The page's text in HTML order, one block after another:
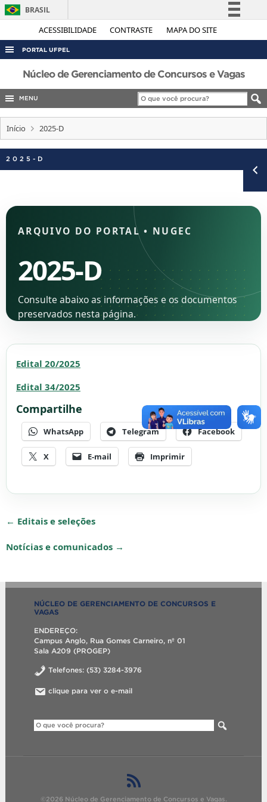
ACESSIBILIDADE CONTRASTE MAPA DO SITE
BRASIL
Simplifique!
Legislação
Canais
PORTAL UFPEL
Núcleo de Gerenciamento de Concursos e Vagas
MENU
Início 2025-D
2025-D
ARQUIVO DO PORTAL• NUGEC
2025-D
Consulte abaixo as informações e os documentos
preservados nesta página.
Edital 20/2025
Edital 34/2025
Compartilhe
WhatsApp Telegram Facebook
X E-mail Imprimir
← Editais e seleções
Notícias e comunicados →
NÚCLEO DE GERENCIAMENTO DE CONCURSOS E
VAGAS
ENDEREÇO:
Campus Anglo, Rua Gomes Carneiro, nº 01
Sala A209 (PROGEP)
Telefones: (53) 3284-3976
clique para ver o e-mail
©2026 Núcleo de Gerenciamento de Concursos e Vagas.